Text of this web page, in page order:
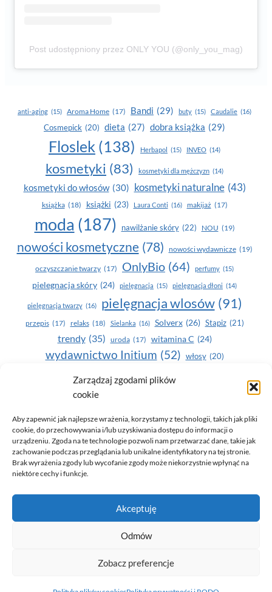
Zarządzaj zgodami plików
cookie
Aby zapewnić jak najlepsze wrażenia, korzystamy z technologii, takich jak pliki
cookie, do przechowywania i/lub uzyskiwania dostępu do informacji o
urządzeniu. Zgoda na te technologie pozwoli nam przetwarzać dane, takie jak
zachowanie podczas przeglądania lub unikalne identyfikatory na tej stronie.
Brak wyrażenia zgody lub wycofanie zgody może niekorzystnie wpłynąć na
niektóre cechy i funkcje.
Akceptuję
Odmów
Zobacz preferencje
Post udostępniony przez ONLY YOU (@only_you_mag)
anti-aging (15) Aroma Home (17) Bandi (29) buty (15) Caudalie (16)
Cosmepick (20) dieta (27) dobra książka (29)
Floslek (138) Herbapol (15) INVEO (14)
kosmetyki (83) kosmetyki dla mężczyzn (14)
kosmetyki do włosów (30) kosmetyki naturalne (43)
książka (18) książki (23) Laura Conti (16) makijaż (17)
moda (187) nawilżanie skóry (22) NOU (19)
nowości kosmetyczne (78) nowości wydawnicze (19)
oczyszczanie twarzy (17) OnlyBio (64) perfumy (15)
pielegnacja skóry (24) pielęgnacja (15) pielęgnacja dłoni (14)
pielęgnacja twarzy (16) pielęgnacja wlosów (91)
przepis (17) relaks (18) Sielanka (16) Solverx (26) Stapiz (21)
trendy (35) uroda (17) witamina C (24)
wydawnictwo Initium (52) włosy (20)
Yasumi(164) zdrowe zęby
zdrowie
© 2026 Only You - portal dla kobiet (uroda, moda, zdrowie)
opracowanie:AZDOBRESTRONY
Polityka prywatności i RODO